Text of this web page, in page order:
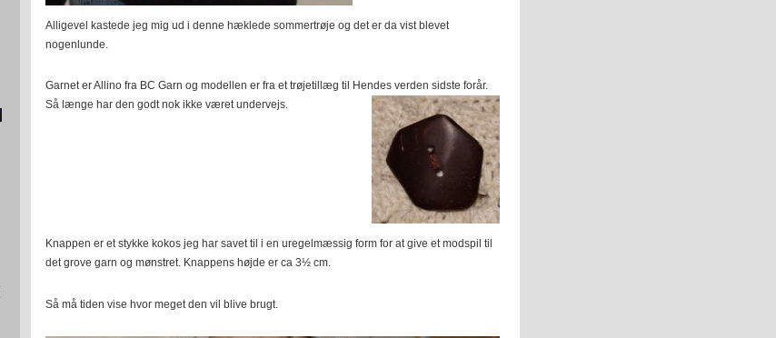
Alligevel kastede jeg mig ud i denne hæklede sommertrøje og det er da vist blevet
nogenlunde.
Garnet er Allino fra BC Garn og modellen er fra et trøjetillæg til Hendes verden sidste forår.
Så længe har den godt nok ikke været undervejs.
Knappen er et stykke kokos jeg har savet til i en uregelmæssig form for at give et modspil til
det grove garn og mønstret. Knappens højde er ca 3½ cm.
Så må tiden vise hvor meget den vil blive brugt.